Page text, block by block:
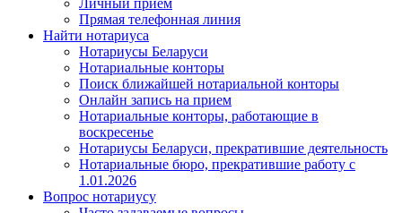
Прямая телефонная линия
Найти нотариуса
Нотариусы Беларуси
Нотариальные конторы
Поиск ближайшей нотариальной конторы
Онлайн запись на прием
Нотариальные конторы, работающие в
воскресенье
Нотариусы Беларуси, прекратившие деятельность
Нотариальные бюро, прекратившие работу с
1.01.2026
Вопрос нотариусу